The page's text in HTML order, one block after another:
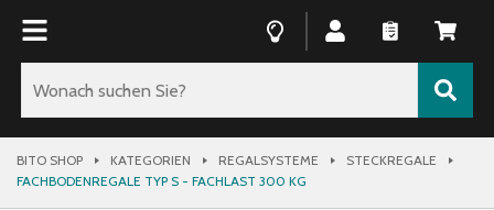
BITO SHOP KATEGORIEN REGALSYSTEME
STECKREGALE
FACHBODENREGALE TYP S - FACHLAST 300 KG